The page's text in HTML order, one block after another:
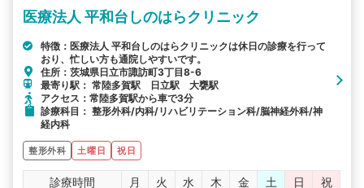
医療法人 平和台しのはらクリニック
特徴：医療法人 平和台しのはらクリニックは休日の診療を行って
おり、忙しい方も通院しやすいです。
住所：茨城県日立市諏訪町3丁目8-6
最寄り駅： 常陸多賀駅 日立駅 大甕駅
アクセス：常陸多賀駅から車で3分
診療科目： 整形外科/内科/リハビリテーション科/脳神経外科/神
経内科
整形外科 土曜日 祝日
診療時間 月 火 水 木 金 土 日
祝